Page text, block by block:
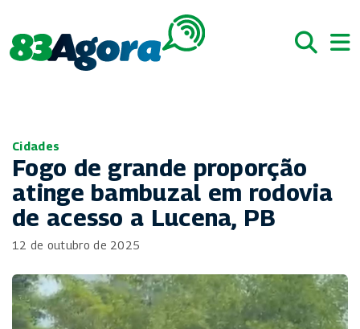
Cidades
Fogo de grande proporção
atinge bambuzal em rodovia
de acesso a Lucena, PB
12 de outubro de 2025